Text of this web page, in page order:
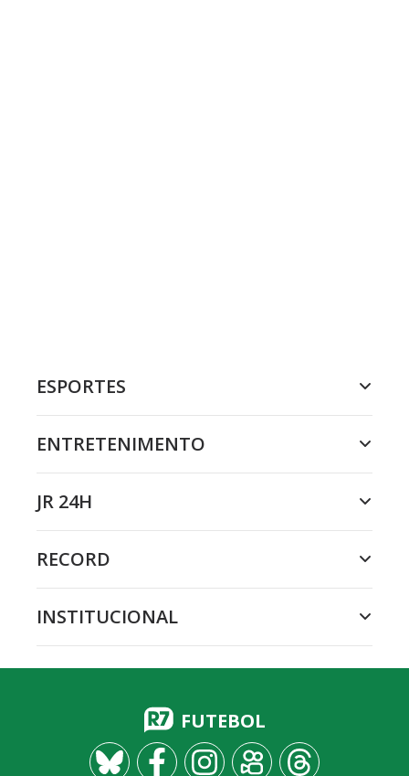
ESPORTES
ENTRETENIMENTO
JR 24H
RECORD
INSTITUCIONAL
FUTEBOL